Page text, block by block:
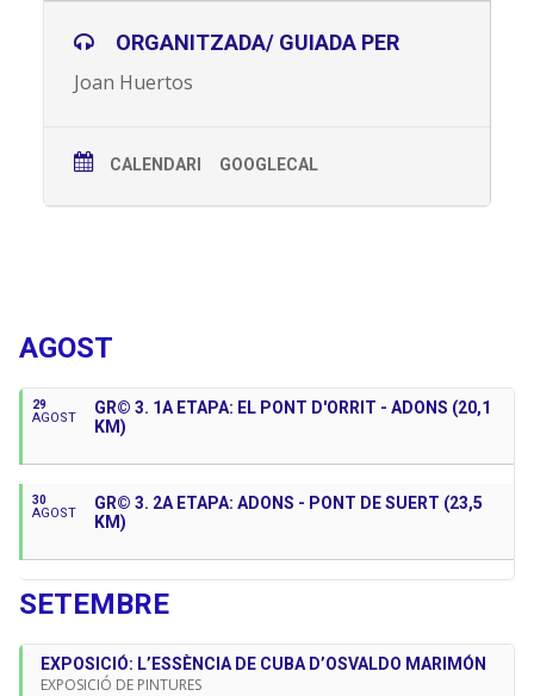
ORGANITZADA/ GUIADA PER
Joan Huertos
CALENDARI GOOGLECAL
AGOST
29
AGOST
GR© 3. 1A ETAPA: EL PONT D'ORRIT - ADONS (20,1
KM)
30
AGOST
GR© 3. 2A ETAPA: ADONS - PONT DE SUERT (23,5
KM)
SETEMBRE
EXPOSICIÓ: L’ESSÈNCIA DE CUBA D’OSVALDO MARIMÓN
EXPOSICIÓ DE PINTURES